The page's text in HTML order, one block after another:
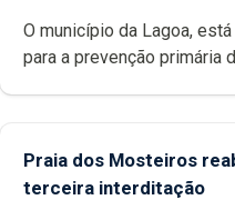
O município da Lagoa,
para a prevenção primária
Praia dos Mosteiros
terceira interditação